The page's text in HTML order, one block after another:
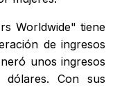
Worldwide" tiene
de ingresos
unos ingresos
dólares. Con sus